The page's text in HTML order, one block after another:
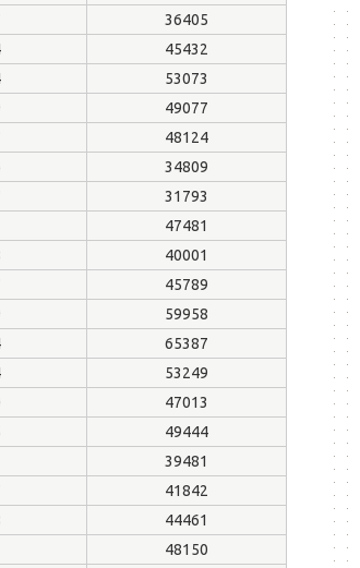
36405
45432
53073
49077
48124
34809
31793
47481
40001
45789
59958
65387
53249
47013
49444
39481
41842
44461
48150